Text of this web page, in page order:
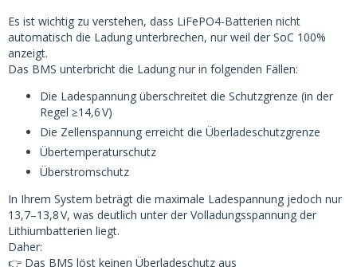
Es ist wichtig zu verstehen, dass LiFePO4-Batterien nicht
automatisch die Ladung unterbrechen, nur weil der SoC 100%
anzeigt.
Das BMS unterbricht die Ladung nur in folgenden Fällen:
Die Ladespannung überschreitet die Schutzgrenze (in der
Regel ≥14,6 V)
Die Zellenspannung erreicht die Überladeschutzgrenze
Übertemperaturschutz
Überstromschutz
In Ihrem System beträgt die maximale Ladespannung jedoch nur
13,7–13,8 V, was deutlich unter der Volladungsspannung der
Lithiumbatterien liegt.
Daher:
👉 Das BMS löst keinen Überladeschutz aus